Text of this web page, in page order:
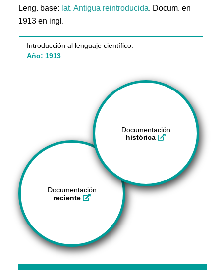
Leng. base: lat. Antigua reintroducida. Docum. en
1913 en ingl.
Introducción al lenguaje científico:
Año: 1913
Documentación
histórica
Documentación
reciente